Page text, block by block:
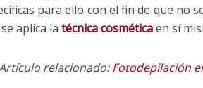
para ello con el fin de que no
aplica la técnica cosméticaen sí
relacionado:Fotodepilación